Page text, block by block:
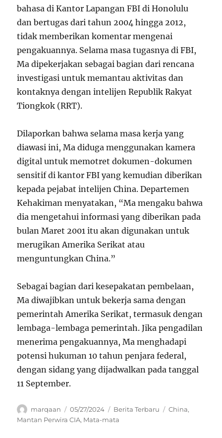
bahasa di Kantor Lapangan FBI di Honolulu
dan bertugas dari tahun 2004 hingga 2012,
tidak memberikan komentar mengenai
pengakuannya. Selama masa tugasnya di FBI,
Ma dipekerjakan sebagai bagian dari rencana
investigasi untuk memantau aktivitas dan
kontaknya dengan intelijen Republik Rakyat
Tiongkok (RRT).
Dilaporkan bahwa selama masa kerja yang
diawasi ini, Ma diduga menggunakan kamera
digital untuk memotret dokumen-dokumen
sensitif di kantor FBI yang kemudian diberikan
kepada pejabat intelijen China. Departemen
Kehakiman menyatakan, “Ma mengaku bahwa
dia mengetahui informasi yang diberikan pada
bulan Maret 2001 itu akan digunakan untuk
merugikan Amerika Serikat atau
menguntungkan China.”
Sebagai bagian dari kesepakatan pembelaan,
Ma diwajibkan untuk bekerja sama dengan
pemerintah Amerika Serikat, termasuk dengan
lembaga-lembaga pemerintah. Jika pengadilan
menerima pengakuannya, Ma menghadapi
potensi hukuman 10 tahun penjara federal,
dengan sidang yang dijadwalkan pada tanggal
11 September.
Author
marqaan
Posted
on
05/27/2024 Categories
Berita Terbaru Tags
China,
Mantan Perwira CIA, Mata-mata